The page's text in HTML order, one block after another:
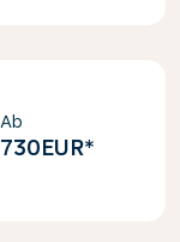
Ab
730EUR*